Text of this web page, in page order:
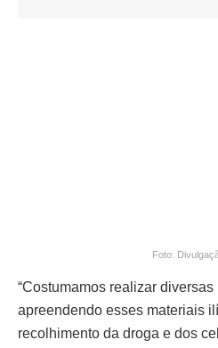
Foto:
“Costumamos realizar
apreendendo esses materiais
recolhimento da droga e dos